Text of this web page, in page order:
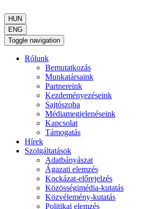
HUN
ENG
Toggle navigation
Rólunk
Bemutatkozás
Munkatársaink
Partnereink
Kezdeményezéseink
Sajtószoba
Médiamegjelenéseink
Kapcsolat
Támogatás
Hírek
Szolgáltatások
Adatbányászat
Ágazati elemzés
Kockázat-előrejelzés
Közösségimédia-kutatás
Közvélemény-kutatás
Politikai elemzés